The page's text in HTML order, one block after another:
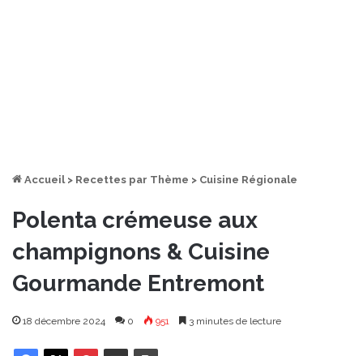
Accueil > Recettes par Thème > Cuisine Régionale
Polenta crémeuse aux
champignons & Cuisine
Gourmande Entremont
18 décembre 2024 0 951 3 minutes de lecture